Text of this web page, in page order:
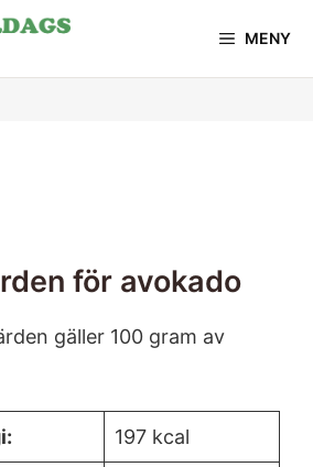
MENY
för avokado
gäller 100 gram av
197 kcal